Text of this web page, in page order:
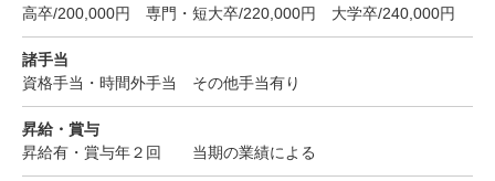
高卒/200,000円 専門・短大卒/220,000円 大学卒/240,000円
諸手当
資格手当・時間外手当 その他手当有り
昇給・賞与
昇給有・賞与年２回 当期の業績による